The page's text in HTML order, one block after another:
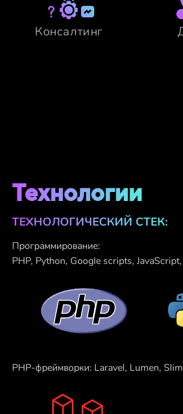
Консалтинг
Технологии
ТЕХНОЛОГИЧЕСКИЙ СТЕК:
Программирование:
PHP, Python, Google scripts,
PHP-фреймворки: Laravel, Lumen, Slim